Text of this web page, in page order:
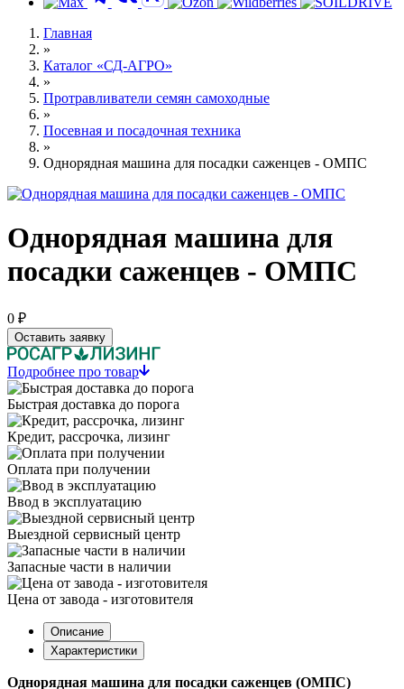
Главная
»
Каталог «СД-АГРО»
»
Протравливатели семян самоходные
»
Посевная и посадочная техника
»
Однорядная машина для
посадки саженцев - ОМПС
0 ₽
Оставить заявку
Подробнее про товар
Быстрая доставка до порога
Кредит, рассрочка, лизинг
Оплата при получении
Ввод в эксплуатацию
Выездной сервисный центр
Запасные части в наличии
Описание